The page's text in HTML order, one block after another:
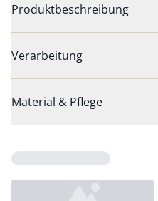
Produktbeschreibung
Verarbeitung
Material & Pflege